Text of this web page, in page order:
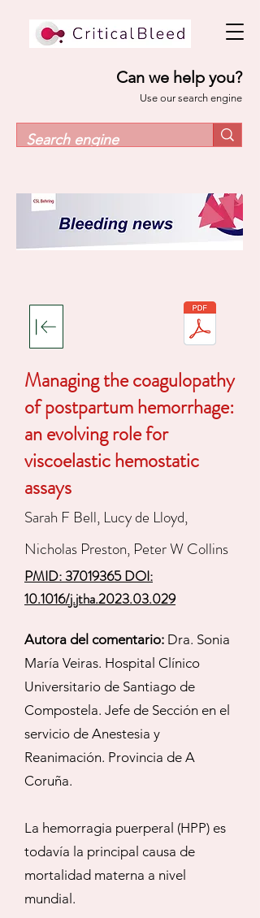
Can we help you?
Use our search engine
Managing the coagulopathy
of postpartum hemorrhage:
an evolving role for
viscoelastic hemostatic
assays
Sarah F Bell, Lucy de Lloyd,
Nicholas Preston, Peter W Collins
PMID: 37019365 DOI:
10.1016/j.jtha.2023.03.029
Autora del comentario: Dra. Sonia
María Veiras. Hospital Clínico
Universitario de Santiago de
Compostela. Jefe de Sección en el
servicio de Anestesia y
Reanimación. Provincia de A
Coruña.
La hemorragia puerperal (HPP) es
todavía la principal causa de
mortalidad materna a nivel
mundial.